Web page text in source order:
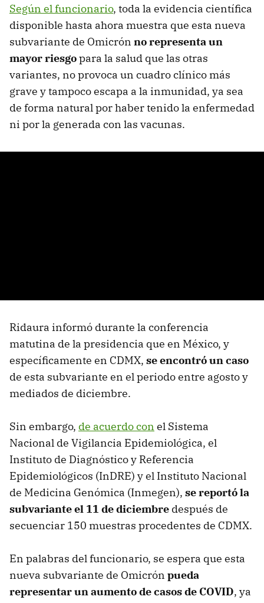
Según el funcionario, toda la evidencia científica
disponible hasta ahora muestra que esta nueva
subvariante de Omicrón no representa un
mayor riesgopara la salud que las otras
variantes, no provoca un cuadro clínico más
grave y tampoco escapa a la inmunidad, ya sea
de forma natural por haber tenido la enfermedad
ni por la generada con las vacunas.
Ridaura informó durante la conferencia
matutina de la presidencia que en México, y
específicamente en CDMX, se encontró un caso
de esta subvariante en el periodo entre agosto y
mediados de diciembre.
Sin embargo, de acuerdo con el Sistema
Nacional de Vigilancia Epidemiológica, el
Instituto de Diagnóstico y Referencia
Epidemiológicos (InDRE) y el Instituto Nacional
de Medicina Genómica (Inmegen), se reportó la
subvariante el 11 de diciembre después de
secuenciar 150 muestras procedentes de CDMX.
En palabras del funcionario, se espera que esta
nueva subvariante de Omicrón pueda
representar un aumento de casos de COVID, ya